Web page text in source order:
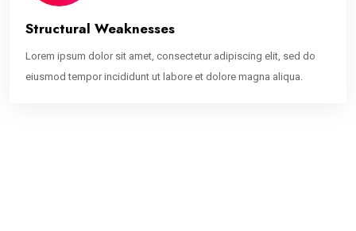
Structural Weaknesses
Lorem ipsum dolor sit amet, consectetur adipiscing elit, sed do
eiusmod tempor incididunt ut labore et dolore magna aliqua.